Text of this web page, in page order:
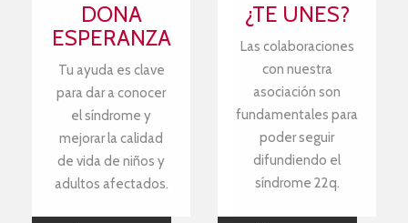
DONA
ESPERANZA
Tu ayuda es clave
para dar a conocer
el síndrome y
mejorar la calidad
de vida de niños y
adultos afectados.
¿TE UNES?
Las colaboraciones
con nuestra
asociación son
fundamentales para
poder seguir
difundiendo el
síndrome 22q.